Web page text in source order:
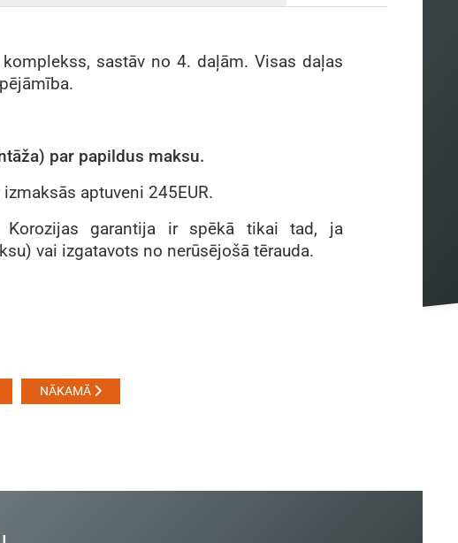
sastāv no 4. daļām. Visas daļas
par papildus maksu.
aptuveni 245EUR.
garantija ir spēkā tikai tad, ja
vai izgatavots no nerūsējošā tērauda.
NĀKAMĀ